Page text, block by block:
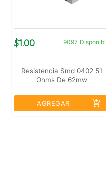
$1.00 9097
Resistencia Smd 0402 51
Ohms De 62mw
AGREGAR add_shopping_cart